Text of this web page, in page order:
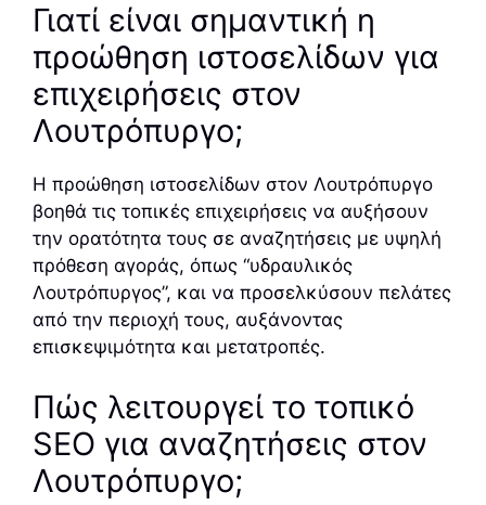
Γιατί είναι σημαντική η
προώθηση ιστοσελίδων για
επιχειρήσεις στον
Λουτρόπυργο;
Η προώθηση ιστοσελίδων στον Λουτρόπυργο
βοηθά τις τοπικές επιχειρήσεις να αυξήσουν
την ορατότητα τους σε αναζητήσεις με υψηλή
πρόθεση αγοράς, όπως “υδραυλικός
Λουτρόπυργος”, και να προσελκύσουν πελάτες
από την περιοχή τους, αυξάνοντας
επισκεψιμότητα και μετατροπές.
Πώς λειτουργεί το τοπικό
SEO για αναζητήσεις στον
Λουτρόπυργο;